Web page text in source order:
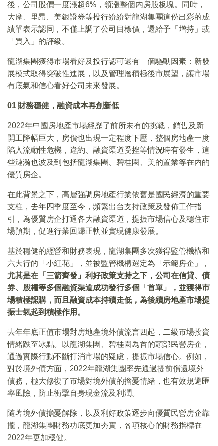
後，公司股價一度漲超6%，領漲整個内房股板塊。同時，
大摩、里昂、美銀證券等投行紛紛對龍湖集團這份出彩的成
績單表示認同，不僅上調了公司目標價，還給予「增持」或
「買入」的評級。
龍湖集團獲得市場看好及投行認可還有一個驅動因素：新發
展模式取得突破性進展，以及管理層積極後市展望，讓市場
有底氣和信心看好公司未來發展。
01 財務穩健，融資成本再創新低
2022年中國房地產市場經歷了前所未有的挑戰，銷售及新
開工降幅巨大，房價也出現一定程度下壓，整個房地產一度
陷入流動性危機，違約、融資渠道受挫等情況時有發生，這
些漣漪也波及到包括龍湖集團、碧桂園、美的置業等在内的
優質房企。
在此背景之下，高層強調房地產行業依舊是國民經濟的重要
支柱，去年四季度至今，頻繁出台支持政策及發佈工作指
引，為優質房企打通各大融資渠道，提振市場信心及穩住市
場預期，促進行業回歸正軌並實現健康發展。
基於穩健的經營和財務表現，龍湖集團多次獲得監管機構和
六大行的「小紅花」，並被監管機構選定為「示範房企」，
尤其是在「三箭齊發」利好政策支持之下，公司在信貸、債
券、股權等多個融資渠道成功發行多個「首單」，並獲得市
場積極認購，而且融資成本持續走低，為後續房地產市場提
振士氣起到積極作用。
去年年底正值市場對房地產境外債流言四起，二級市場投資
情緒跌至冰點。以龍湖集團、碧桂園為首的頭部民營房企，
通過實際行動不斷打消市場的疑慮，提振市場信心。例如，
對於境外債方面，2022年龍湖集團率先通過提前償還境外
債務，極大修復了市場對境外債的擔憂情緒，也有效規避匯
率風險，防止衝擊自身現金流及利潤。
隨著境外債擔憂解除，以及利好政策逐步向優質民營房企靠
攏，龍湖集團財務功底更加夯實，各項核心的財務指標在
2022年更加穩健。